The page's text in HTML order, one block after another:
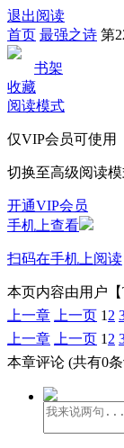
退出阅读
首页 最强之诗 第
书架
收藏
阅读模式
仅VIP会员可使用
切换至高级阅读
开通VIP会员
手机上查看
扫码在手机上阅读
本页内容由用户
上一章
上一页 1 2
上一章
上一页 1 2
本章评论 (共有0